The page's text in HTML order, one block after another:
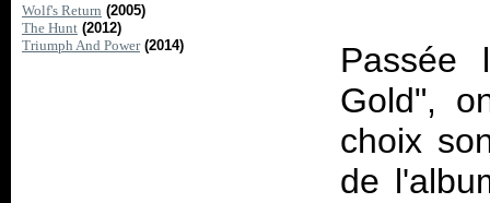
Wolf's Return (2005)
The Hunt (2012)
Triumph And Power (2014)
Passée
Gold",
choix
de